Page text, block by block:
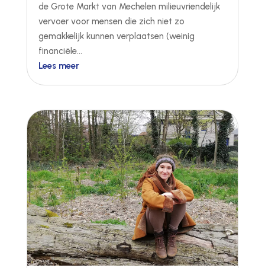
de Grote Markt van Mechelen milieuvriendelijk
vervoer voor mensen die zich niet zo
gemakkelijk kunnen verplaatsen (weinig
financiële...
Lees meer